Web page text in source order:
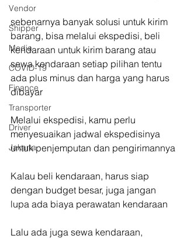
Vendor
Shipper
Media
COVID-19
Finance
Transporter
Driver
Jakarta
sebenarnya banyak solusi untuk kirim
barang, bisa melalui ekspedisi, beli
kendaraan untuk kirim barang atau
sewa kendaraan setiap pilihan tentu
ada plus minus dan harga yang harus
dibayar
Melalui ekspedisi, kamu perlu
menyesuaikan jadwal ekspedisinya
untuk penjemputan dan pengirimannya
Kalau beli kendaraan, harus siap
dengan budget besar, juga jangan
lupa ada biaya perawatan kendaraan
Lalu ada juga sewa kendaraan,